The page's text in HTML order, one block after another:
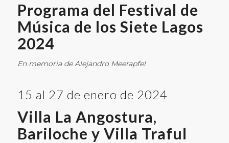
Programa del Festival de
Música de los Siete Lagos
2024
En memoria de Alejandro Meerapfel
15 al 27 de enero de 2024
Villa La Angostura,
Bariloche y Villa Traful